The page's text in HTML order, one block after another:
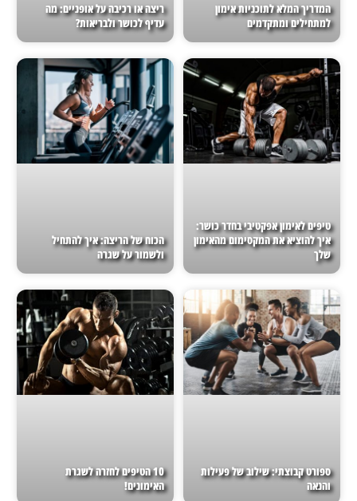
המדריך המלא לתוכניות אימון
למתחילים ומתקדמים
ריצה או רכיבה על אופניים: מה
עדיף לכושר ולבריאות?
טיפים לאימון אפקטיבי בחדר כושר:
איך להוציא את המקסימום מהאימון
שלך
הכוח של הריצה: איך להתחיל
ולשמור על שגרה
ספורט קבוצתי: שילוב של פעילות
והנאה
10 הטיפים לחזרה לשגרת
האימונים!